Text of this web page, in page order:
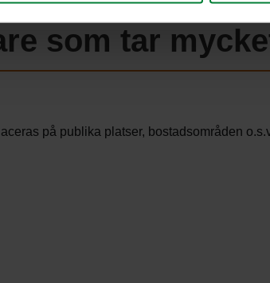
som tar
på publika platser, bostadsområden